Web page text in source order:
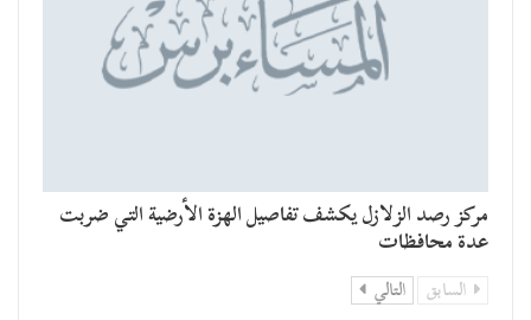
مركز رصد الزلازل يكشف تفاصيل الهزة الأرضية التي ضربت
عدة محافظات
السابق التالي